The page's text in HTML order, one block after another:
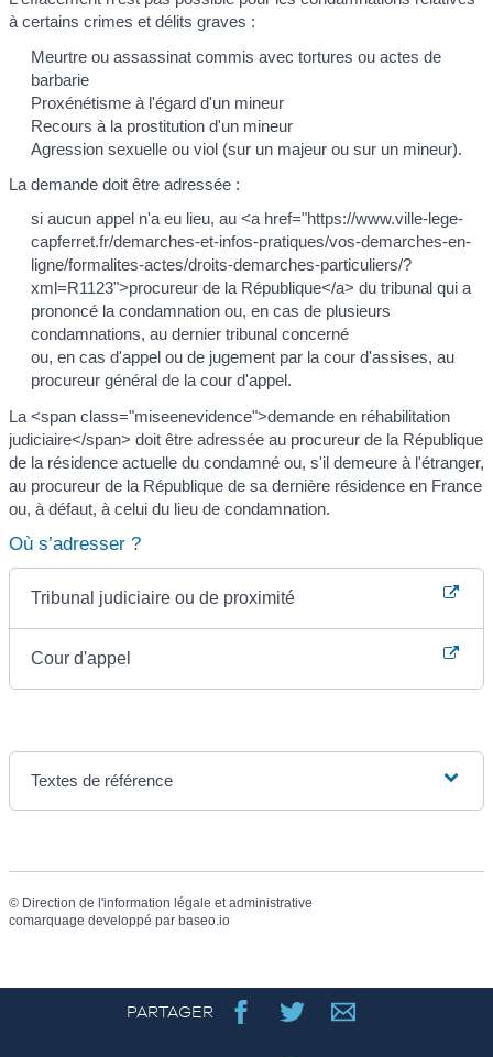
à certains crimes et délits graves :
Meurtre ou assassinat commis avec tortures ou actes de
barbarie
Proxénétisme à l'égard d'un mineur
Recours à la prostitution d'un mineur
Agression sexuelle ou viol (sur un majeur ou sur un mineur).
La demande doit être adressée :
si aucun appel n'a eu lieu, au <a href="https://www.ville-lege-
capferret.fr/demarches-et-infos-pratiques/vos-demarches-en-
ligne/formalites-actes/droits-demarches-particuliers/?
xml=R1123">procureur de la République</a> du tribunal qui a
prononcé la condamnation ou, en cas de plusieurs
condamnations, au dernier tribunal concerné
ou, en cas d'appel ou de jugement par la cour d'assises, au
procureur général de la cour d'appel.
La <span class="miseenevidence">demande en réhabilitation
judiciaire</span> doit être adressée au procureur de la République
de la résidence actuelle du condamné ou, s'il demeure à l'étranger,
au procureur de la République de sa dernière résidence en France
ou, à défaut, à celui du lieu de condamnation.
Où s’adresser ?
Tribunal judiciaire ou de proximité
Cour d'appel
Textes de référence
© Direction de l'information légale et administrative
comarquage developpé par baseo.io
PARTAGER